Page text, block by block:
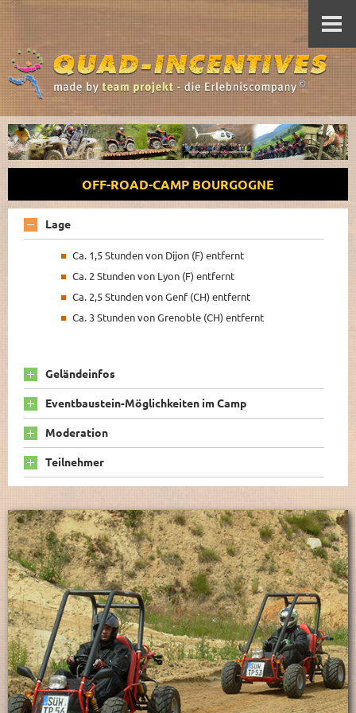
OFF-ROAD-CAMP BOURGOGNE
Lage
Ca. 1,5 Stunden von Dijon (F) entfernt
Ca. 2 Stunden von Lyon (F) entfernt
Ca. 2,5 Stunden von Genf (CH) entfernt
Ca. 3 Stunden von Grenoble (CH) entfernt
Geländeinfos
Eventbaustein-Möglichkeiten im Camp
Moderation
Teilnehmer
Sonstiges
Weitere Infos
OFF-ROAD-CAMP BURGUND – „DAS OFF-
ROAD-INCENTIVE FÜR
ANSPRUCHSVOLLE“